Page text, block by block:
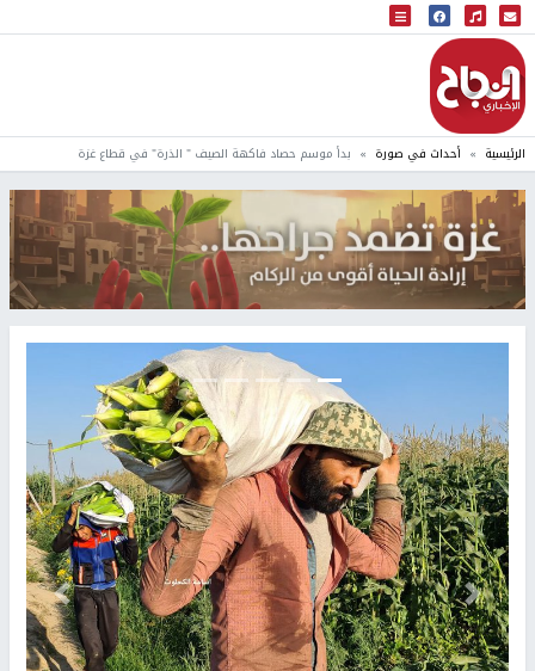
البث المباشر
إذاعة النجاح
الرئيسية أحداث في صورة بدأ موسم حصاد فاكهة الصيف " الذرة" في قطاع غزة
Previous التالي